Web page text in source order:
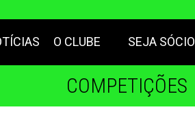
O CLUBE SEJA SÓCIO
COMPETIÇÕES